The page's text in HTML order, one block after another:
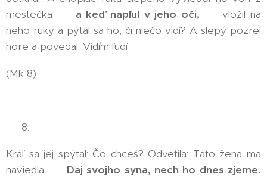
mestečka 🤢 a keď napľul v jeho oči,
🤢 vložil na
neho ruky a pýtal sa ho, či niečo vidí? A slepý pozrel
hore a povedal: Vidím ľudí
(Mk 8)
👉 8.
Kráľ sa jej spýtal: Čo chceš? Odvetila: Táto žena ma
naviedla: 🥴 Daj svojho syna, nech ho dnes zjeme.